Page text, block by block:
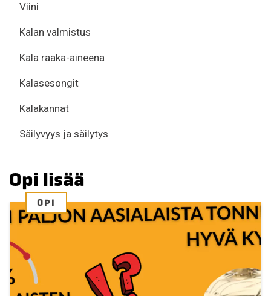
Viini
Kalan valmistus
Kala raaka-aineena
Kalasesongit
Kalakannat
Säilyvyys ja säilytys
Opi lisää
OPI